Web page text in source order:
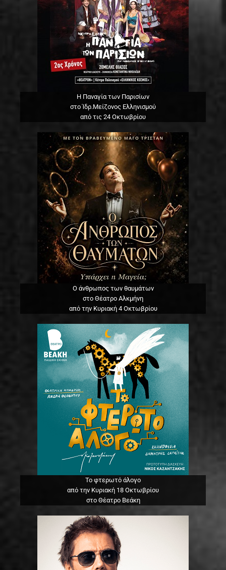
Η Παναγία των Παρισίων
στο Ίδρ.Μείζονος Ελληνισμού
από τις 24 Οκτωβρίου
Ο άνθρωπος των θαυμάτων
στο Θέατρο Αλκμήνη
από την Κυριακή 4 Οκτωβρίου
Το φτερωτό άλογο
από την Κυριακή 18 Οκτωβρίου
στο Θέατρο Βεάκη